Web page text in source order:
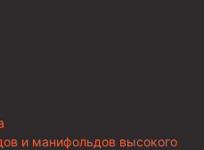
и манифольдов высокого